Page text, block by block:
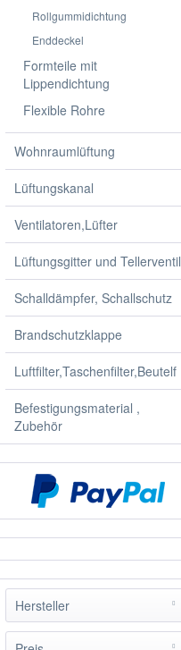
Rollgummidichtung
Enddeckel
Formteile mit
Lippendichtung
Flexible Rohre
Wohnraumlüftung
Lüftungskanal
Ventilatoren,Lüfter
Lüftungsgitter und Tellerventil
Schalldämpfer, Schallschutz
Brandschutzklappe
Luftfilter,Taschenfilter,Beutelf
Befestigungsmaterial ,
Zubehör
Hersteller
Siegwart